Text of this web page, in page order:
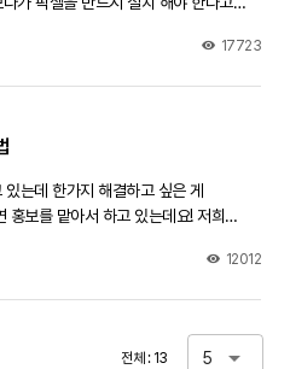
. 그리고, 저 같은 경우에는 메타 광고를
17723
는데 한가지 해결하고 싶은 게
를 맡아서 하고 있는데요! 저희
12012
전체 : 13 5